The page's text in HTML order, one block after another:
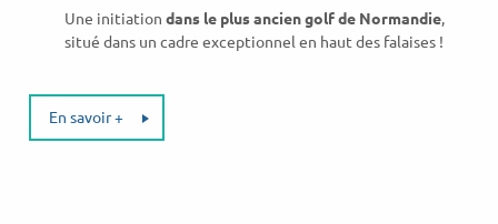
Une initiation dans le plus ancien golf de Normandie,
situé dans un cadre exceptionnel en haut des falaises !
En savoir +